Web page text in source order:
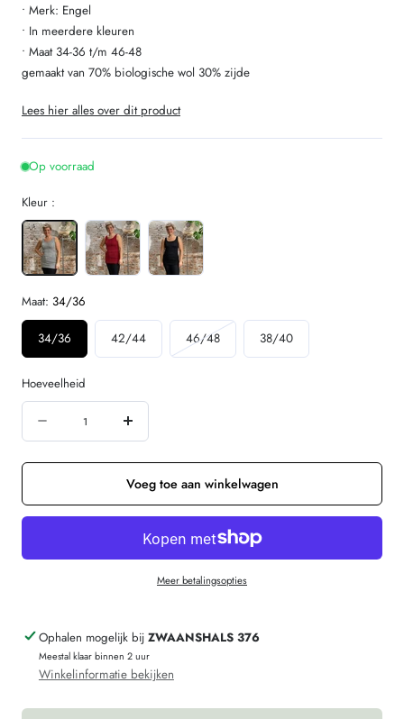
• Merk: Engel
• In meerdere kleuren
• Maat 34-36 t/m 46-48
gemaakt van 70% biologische wol 30% zijde
Lees hier alles over dit product
Op voorraad
Kleur :
Maat: 34/36
34/36 42/44 46/48Variant
uitverkocht
38/40
Hoeveelheid
verminderen
ENGEL
extra
LONGTOP
wol
Verhoog
de
hoeveelheid
voor
ENGEL
NATUR
extra
hemd
LONGTOP
Voeg toe aan winkelwagen
Meer betalingsopties
Ophalen mogelijk bij ZWAANSHALS 376
Meestal klaar binnen 2 uur
Winkelinformatie bekijken